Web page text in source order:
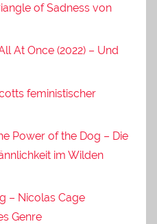
of Sadness von
At Once (2022) – Und
feministischer
Power of the Dog – Die
im Wilden
– Nicolas Cage
Genre